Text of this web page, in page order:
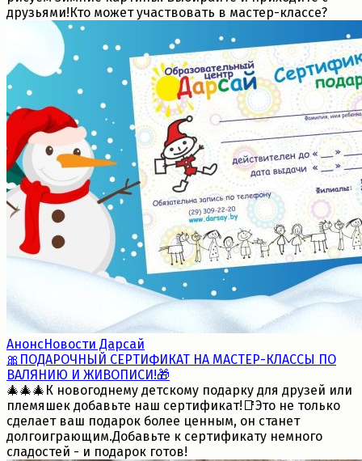
друзьями!Кто может участвовать в мастер-классе?
Анонс Новости Дарсай
🎀ПОДАРОЧНЫЙ СЕРТИФИКАТ НА МАСТЕР-КЛАССЫ ПО
ВАЛЯНИЮ И ЖИВОПИСИ!🎁
🎄🎄🎄К новогоднему детскому подарку для друзей или
племяшек добавьте наш сертификат!📑Это не только
сделает ваш подарок более ценным, он станет
долгоиграющим.Добавьте к сертификату немного
сладостей - и подарок готов!